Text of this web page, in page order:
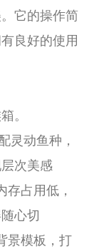
它的操作简
良好的使用
。
灵动鱼种，
次美感
占用低，
心切
景模板，打